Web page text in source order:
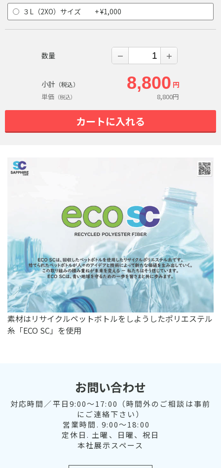
３L（2XO）サイズ + ¥1,000
数量 － ＋
小計 （税込） 8,800 円
単価 （税込） 8,800円
カートに入れる
素材はリサイクルペットボトルをしようしたポリエステル
糸「ECO SC」を使用
お問い合わせ
対応時間／平日9:00～17:00（時間外のご相談は事前
にご連絡下さい）
営業時間. 9:00～18:00
定休日. 土曜、日曜、祝日
本社展示スペース